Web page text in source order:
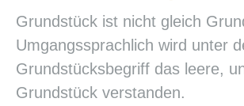
Grundstück ist nicht gleich
Umgangssprachlich wird unter
Grundstücksbegriff das leere,
Grundstück verstanden.